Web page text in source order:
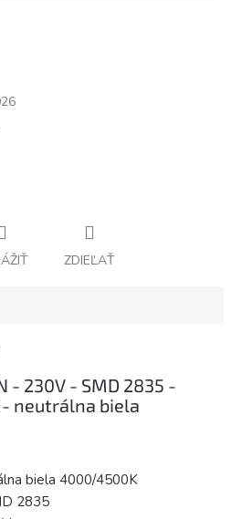
ZDIEĽAŤ
- 230V - SMD 2835 -
- neutrálna biela
biela 4000/4500K
2835